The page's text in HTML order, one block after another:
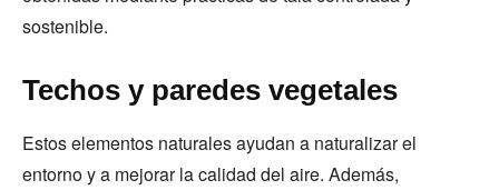
sostenible.
Techos y paredes vegetales
Estos elementos naturales ayudan a naturalizar el
entorno y a mejorar la calidad del aire. Además,